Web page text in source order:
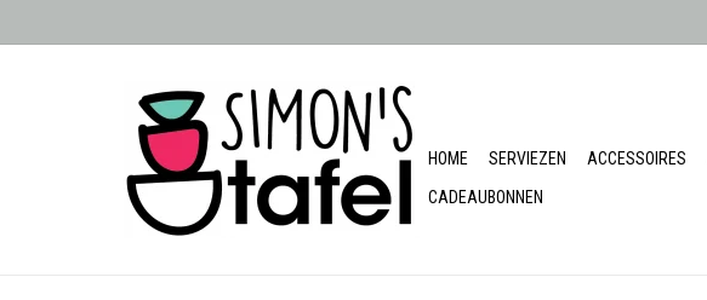
HOME SERVIEZEN ACCESSOIRES
CADEAUBONNEN